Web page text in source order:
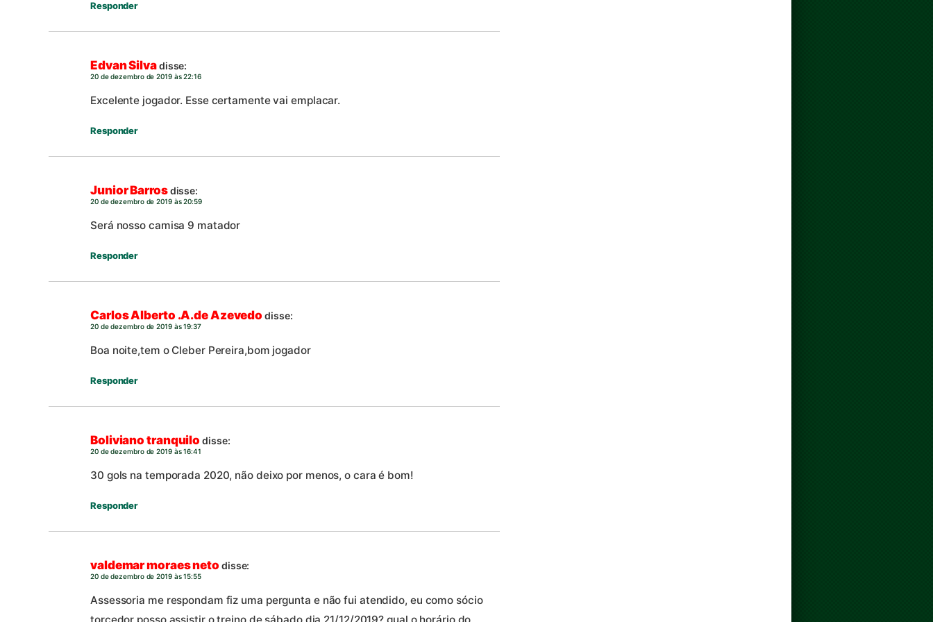
Responder
Edvan Silvadisse:
20 de dezembro de 2019 às 22:16
Excelente jogador. Esse certamente vai emplacar.
Responder
Junior Barrosdisse:
20 de dezembro de 2019 às 20:59
Será nosso camisa 9 matador
Responder
Carlos Alberto .A.de Azevedo disse:
20 de dezembro de 2019 às 19:37
Boa noite,tem o Cleber Pereira,bom jogador
Responder
Boliviano tranquilo disse:
20 de dezembro de 2019 às 16:41
30 gols na temporada 2020, não deixo por menos, o cara é bom!
Responder
valdemar moraes neto disse:
20 de dezembro de 2019 às 15:55
Assessoria me respondam fiz uma pergunta e não fui atendido, eu como sócio
torcedor posso assistir o treino de sábado dia 21/12/2019? qual o horário do